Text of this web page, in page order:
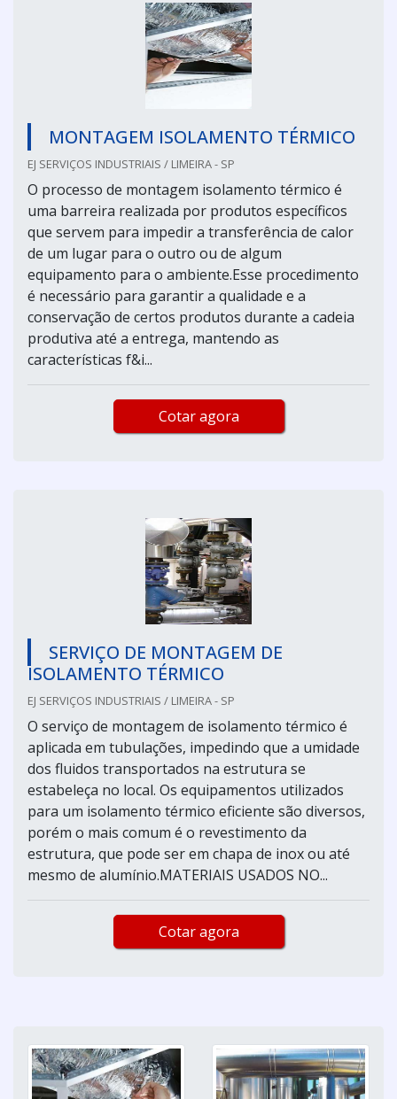
MONTAGEM ISOLAMENTO TÉRMICO
EJ SERVIÇOS INDUSTRIAIS / LIMEIRA - SP
O processo de montagem isolamento térmico é
uma barreira realizada por produtos específicos
que servem para impedir a transferência de calor
de um lugar para o outro ou de algum
equipamento para o ambiente.Esse procedimento
é necessário para garantir a qualidade e a
conservação de certos produtos durante a cadeia
produtiva até a entrega, mantendo as
características f&i...
Cotar agora
SERVIÇO DE MONTAGEM DE
ISOLAMENTO TÉRMICO
EJ SERVIÇOS INDUSTRIAIS / LIMEIRA - SP
O serviço de montagem de isolamento térmico é
aplicada em tubulações, impedindo que a umidade
dos fluidos transportados na estrutura se
estabeleça no local. Os equipamentos utilizados
para um isolamento térmico eficiente são diversos,
porém o mais comum é o revestimento da
estrutura, que pode ser em chapa de inox ou até
mesmo de alumínio.MATERIAIS USADOS NO...
Cotar agora